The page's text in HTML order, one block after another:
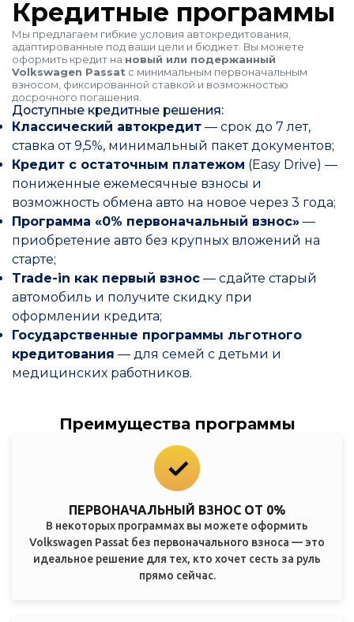
Кредитные программы
Мы предлагаем гибкие условия автокредитования,
адаптированные под ваши цели и бюджет. Вы можете
оформить кредит на новый или подержанный
Volkswagen Passat с минимальным первоначальным
взносом, фиксированной ставкой и возможностью
досрочного погашения.
Доступные кредитные решения:
Классический автокредит — срок до 7 лет,
ставка от 9,5%, минимальный пакет документов;
Кредит с остаточным платежом (Easy Drive) —
пониженные ежемесячные взносы и
возможность обмена авто на новое через 3 года;
Программа «0% первоначальный взнос» —
приобретение авто без крупных вложений на
старте;
Trade-in как первый взнос — сдайте старый
автомобиль и получите скидку при
оформлении кредита;
Государственные программы льготного
кредитования — для семей с детьми и
медицинских работников.
Преимущества программы
ПЕРВОНАЧАЛЬНЫЙ ВЗНОС ОТ 0%
В некоторых программах вы можете оформить
Volkswagen Passat без первоначального взноса — это
идеальное решение для тех, кто хочет сесть за руль
прямо сейчас.